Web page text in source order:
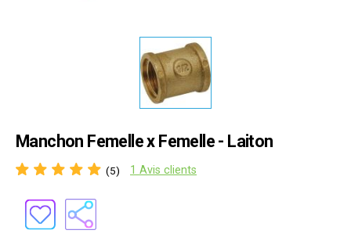
Manchon Femelle x Femelle - Laiton
(5) 1 Avis clients